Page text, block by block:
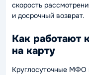
скорость
и досрочный возврат.
Как работают
на карту
Круглосуточные МФО